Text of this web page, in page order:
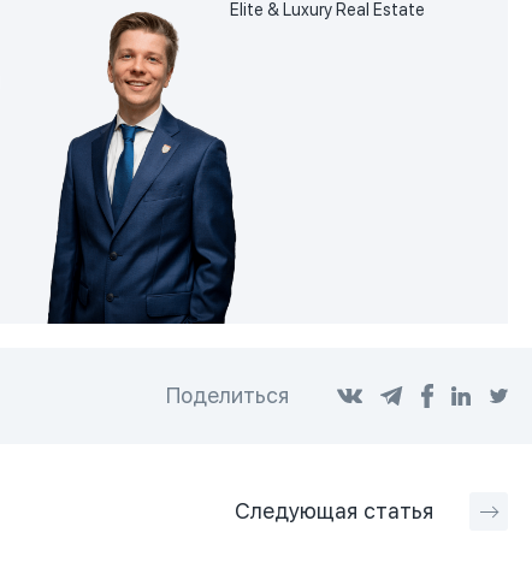
Elite & Luxury Real Estate
Поделиться
Следующая статья